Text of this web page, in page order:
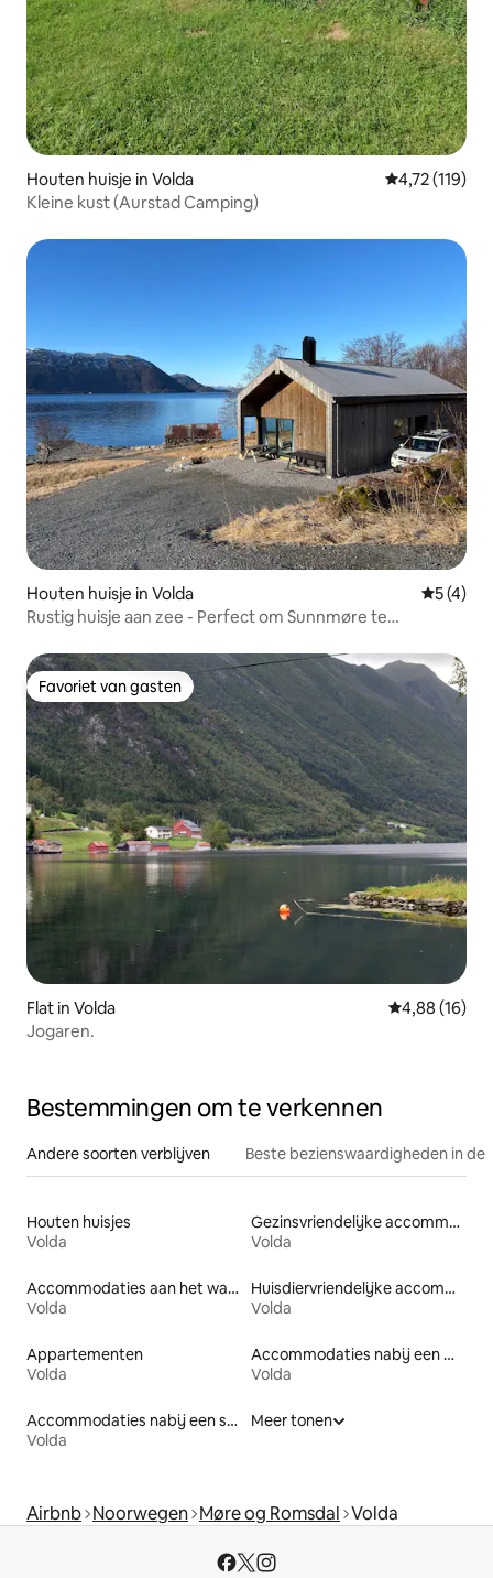
Houten huisje in Volda Gemiddelde
4,72 (119)
Kleine kust (Aurstad Camping)
Houten huisje in Volda
5 (4)
Rustig huisje aan zee - Perfect om Sunnmøre te
Favoriet van gasten
Favoriet van gasten
Flat in Volda Gemiddelde
4,88 (16)
Jogaren.
Bestemmingen om te verkennen
Andere soorten verblijven Beste bezienswaardigheden in de
Houten huisjes
Volda
Gezinsvriendelijke accommodaties
Volda
Accommodaties aan het water
Volda
Huisdiervriendelijke accommodaties
Volda
Appartementen
Volda
Accommodaties nabij een meer
Volda
Accommodaties nabij een strand
Volda
Meer tonen
Airbnb Noorwegen Møre og Romsdal Volda